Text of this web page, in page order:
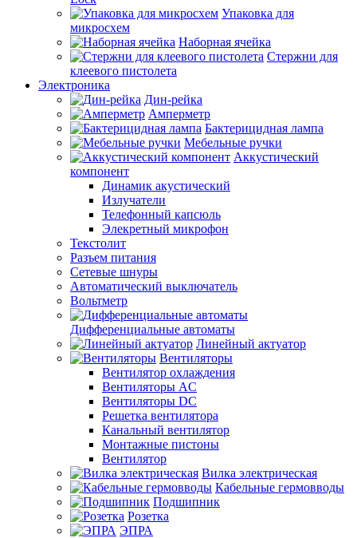
Упаковка для
микросхем
Наборная ячейка
Стержни для
клеевого пистолета
Электроника
Дин-рейка
Амперметр
Бактерицидная лампа
Мебельные ручки
Аккустический
компонент
Динамик акустический
Излучатели
Телефонный капсюль
Элекретный микрофон
Текстолит
Разъем питания
Сетевые шнуры
Автоматический выключатель
Вольтметр
Дифференциальные автоматы
Линейный актуатор
Вентиляторы
Вентилятор охлаждения
Вентиляторы AC
Вентиляторы DC
Решетка вентилятора
Канальный вентилятор
Монтажные пистоны
Вентилятор
Вилка электрическая
Кабельные гермовводы
Подшипник
Розетка
ЭПРА